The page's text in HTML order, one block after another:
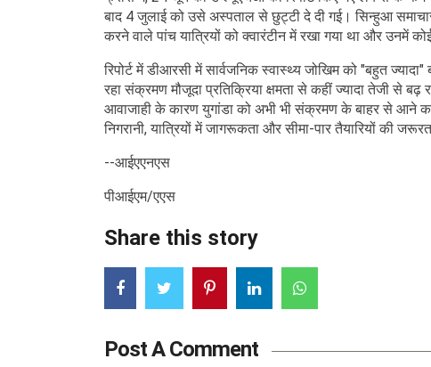
बाद 4 जुलाई को उसे अस्पताल से छुट्टी दे दी गई। सिन्हुआ
करने वाले पांच यात्रियों को क्वारंटीन में रखा गया था और उनमें
रिपोर्ट में डीआरसी में सार्वजनिक स्वास्थ्य जोखिम को "बहुत
रहा संक्रमण मौजूदा प्रतिक्रिया क्षमता से कहीं ज्यादा तेजी से बढ़
आवाजाही के कारण युगांडा को अभी भी संक्रमण के बाहर से आने
निगरानी, ​​यात्रियों में जागरूकता और सीमा-पार तैयारियों की
--आईएएनएस
पीआईएम/एएस
Share this story
Post A Comment